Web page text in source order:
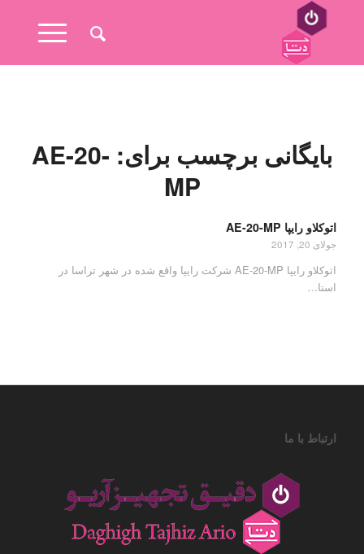
بایگانی برچسب برای: AE-20-
MP
اتوکلاو رایپا AE-20-MP
جولای 20, 2017
اتوکلاو رایپا AE-20-MP شرکت رایپا واقع شده در شهر تراسا در
استا…
ارتباط با ما